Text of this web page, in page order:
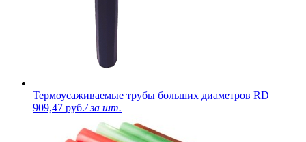
Термоусаживаемые трубы больших диаметров RD
909,47 руб./ за шт.